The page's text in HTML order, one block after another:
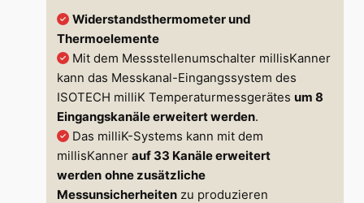
Widerstandsthermometer und
Thermoelemente
Mit dem Messstellenumschalter millisKanner
kann das Messkanal-Eingangssystem des
ISOTECH milliK Temperaturmessgerätesum 8
Eingangskanäle erweitert werden.
Das milliK-Systems kann mit dem
millisKannerauf 33 Kanäle erweitert
werden ohne zusätzliche
Messunsicherheiten zu produzieren